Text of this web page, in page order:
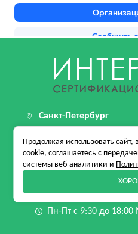
Санкт-Петербург
стр. 1, помещ. 24-Н
+7 (812) 509-13-53
info@intertest.su
Пн-Пт с 9:30 до
Продолжая использовать сайт,
cookie, соглашаетесь с
системы веб-аналитики и